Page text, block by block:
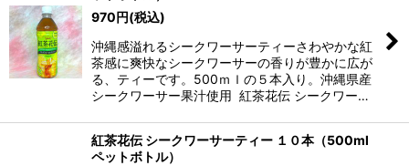
970 円(税込)
沖縄感溢れるシークワーサーティーさわやかな紅
茶感に爽快なシークワーサーの香りが豊かに広が
る、ティーです。500ｍｌの５本入り。沖縄県産
シークワーサー果汁使用 紅茶花伝 シークワー…
紅茶花伝 シークワーサーティー １０本（500ml
ペットボトル）